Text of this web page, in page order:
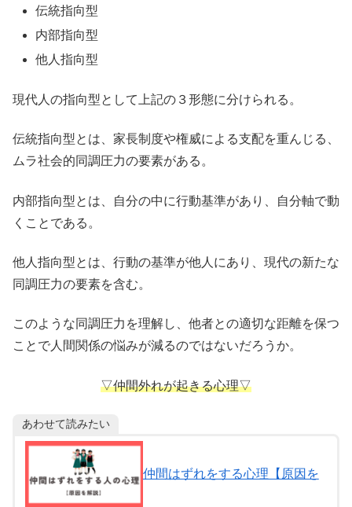
伝統指向型
内部指向型
他人指向型
現代人の指向型として上記の３形態に分けられる。
伝統指向型とは、家長制度や権威による支配を重んじる、
ムラ社会的同調圧力の要素がある。
内部指向型とは、自分の中に行動基準があり、自分軸で動
くことである。
他人指向型とは、行動の基準が他人にあり、現代の新たな
同調圧力の要素を含む。
このような同調圧力を理解し、他者との適切な距離を保つ
ことで人間関係の悩みが減るのではないだろうか。
▽仲間外れが起きる心理▽
あわせて読みたい
仲間はずれをする心理【原因を